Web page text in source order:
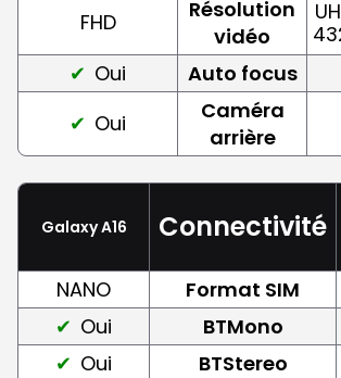
FHD
Résolution
vidéo
Oui
Auto focus
Oui
Caméra
arrière
Galaxy A16 Connectivité
NANO Format SIM
Oui
BTMono
Oui
BTStereo